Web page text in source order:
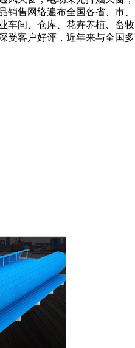
销售网络遍布全国各省、市
车间、仓库、花卉养植、畜
受客户好评，近年来与全国